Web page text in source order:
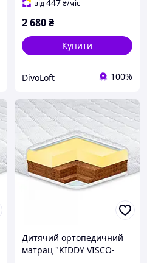
від447₴/міс
2 680₴
Купити
DivoLoft 100%
Дитячий ортопедичний
матрац "KIDDY VISCO-